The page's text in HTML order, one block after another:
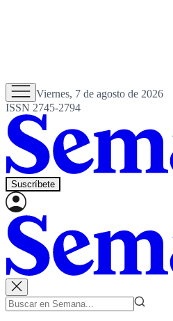
Viernes, 7 de agosto de 2026
ISSN 2745-2794
Suscríbete